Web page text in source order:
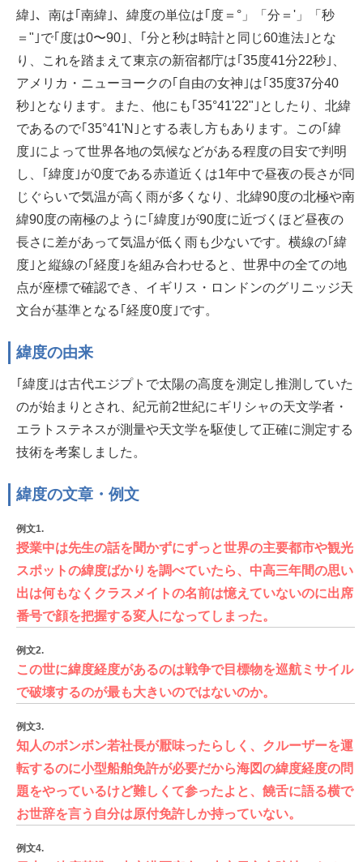
緯｣、南は｢南緯｣、緯度の単位は｢度＝°」「分＝'」「秒
＝"｣で｢度は0〜90｣、｢分と秒は時計と同じ60進法｣とな
り、これを踏まえて東京の新宿都庁は｢35度41分22秒｣、
アメリカ・ニューヨークの｢自由の女神｣は｢35度37分40
秒｣となります。また、他にも｢35°41'22"｣としたり、北緯
であるので｢35°41'N｣とする表し方もあります。この｢緯
度｣によって世界各地の気候などがある程度の目安で判明
し、｢緯度｣が0度である赤道近くは1年中で昼夜の長さが同
じぐらいで気温が高く雨が多くなり、北緯90度の北極や南
緯90度の南極のように｢緯度｣が90度に近づくほど昼夜の
長さに差があって気温が低く雨も少ないです。横線の｢緯
度｣と縦線の｢経度｣を組み合わせると、世界中の全ての地
点が座標で確認でき、イギリス・ロンドンのグリニッジ天
文台が基準となる｢経度0度｣です。
緯度の由来
｢緯度｣は古代エジプトで太陽の高度を測定し推測していた
のが始まりとされ、紀元前2世紀にギリシャの天文学者・
エラトステネスが測量や天文学を駆使して正確に測定する
技術を考案しました。
緯度の文章・例文
例文1.
授業中は先生の話を聞かずにずっと世界の主要都市や観光
スポットの緯度ばかりを調べていたら、中高三年間の思い
出は何もなくクラスメイトの名前は憶えていないのに出席
番号で顔を把握する変人になってしまった。
例文2.
この世に緯度経度があるのは戦争で目標物を巡航ミサイル
で破壊するのが最も大きいのではないのか。
例文3.
知人のボンボン若社長が厭味ったらしく、クルーザーを運
転するのに小型船舶免許が必要だから海図の緯度経度の問
題をやっているけど難しくて参ったよと、饒舌に語る横で
お世辞を言う自分は原付免許しか持っていない。
例文4.